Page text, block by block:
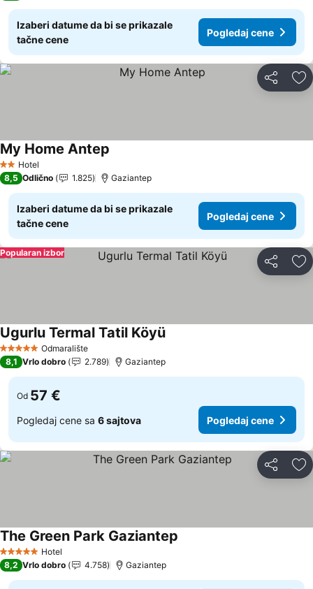
Izaberi datume da bi se prikazale
tačne cene
Pogledaj cene
Deli
2 Zvezdice
Hotel
My Home Antep
8,5 Odlično 1.825 Gaziantep
Izaberi datume da bi se prikazale
tačne cene
Pogledaj cene
Deli
Popularan izbor
5 ZvezdiceOdmaralište
Ugurlu Termal Tatil KöyüPogledaj cene
8,1 Vrlo dobro 2.789 Gaziantep
Od 57 €
Pogledaj cene sa 6 sajtova Pogledaj cene
Deli
5 ZvezdiceHotel
The Green Park Gaziantep
8,2 Vrlo dobro 4.758 Gaziantep